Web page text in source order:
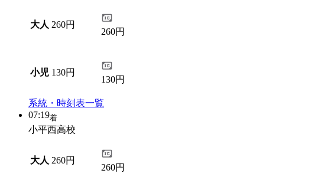
大人 260円
260円
小児 130円
130円
系統・時刻表一覧
07:19着
小平西高校
大人 260円
260円